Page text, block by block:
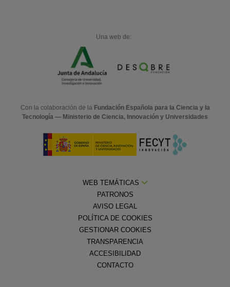
Una web de:
Con la colaboración de la Fundación Española para la Ciencia y la
Tecnología — Ministerio de Ciencia, Innovación y Universidades
WEB TEMÁTICAS
PATRONOS
AVISO LEGAL
POLÍTICA DE COOKIES
GESTIONAR COOKIES
TRANSPARENCIA
ACCESIBILIDAD
CONTACTO